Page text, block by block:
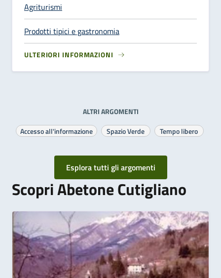
Agriturismi
Prodotti tipici e gastronomia
ULTERIORI INFORMAZIONI
ALTRI ARGOMENTI
Accesso all'informazione
Spazio Verde Tempo libero
Esplora tutti gli argomenti
Scopri Abetone Cutigliano